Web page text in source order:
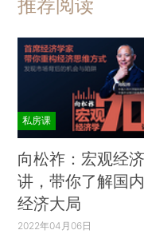
推荐阅读
私房课
向松祚：宏观经
讲，带你了解国
经济大局
2022年04月06日